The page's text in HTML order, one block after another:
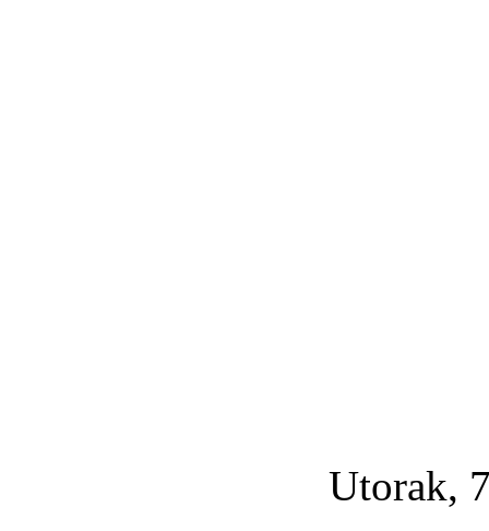
Utorak,